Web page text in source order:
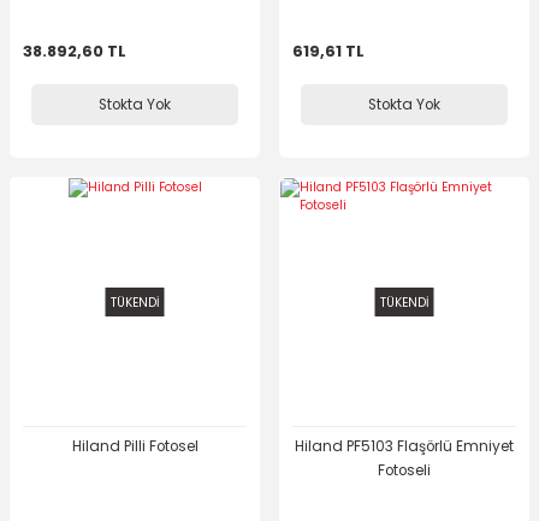
38.892,60 TL
Stokta Yok
619,61 TL
Stokta Yok
TÜKENDİ
Hiland Pilli Fotosel
TÜKENDİ
Hiland PF5103 Flaşörlü Emniyet
Fotoseli